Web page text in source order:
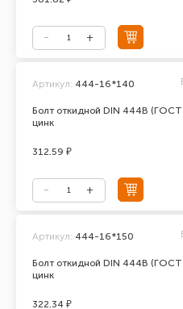
Болт откидной DIN 444В
цинк
Артикул: 444-16*140
312.59 ₽
Болт откидной DIN 444В
цинк
Артикул: 444-16*150
322.34 ₽